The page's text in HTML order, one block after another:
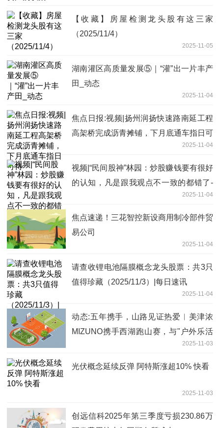
【收藏】房屋检测龙头股有这三家
（2025/11/4）
2025-11-05
湖南灌区高质量发展⑤｜“灌”出一片丰产
田_动态
2025-11-04
焦点日报:视频|扬州润扬快速路南延工程
高架桥完成沥青摊铺，下月底通车指日可
2025-11-04
视频|“民间股神”林园：炒股赚钱要有很好
的认知，凡是跟我观点不一致的都错了-
2025-11-04
焦点速递！三花智控新设商用制冷部件贸
易公司
2025-11-04
请查收锂电池隔膜概念龙头股票：共3只
值得珍藏（2025/11/3）|每日速讯
2025-11-04
动态:五年携手，山路见证热爱︱美津浓
MIZUNO携手西湖跑山赛，与"户外乐活
2025-11-03
光伏概念延续反弹 阿特斯涨超10% 快看
2025-11-03
创远信科2025年第三季度亏损230.86万